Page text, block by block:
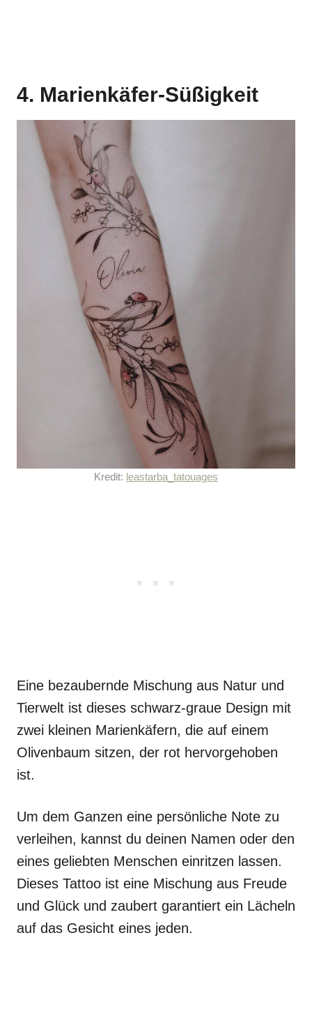
4. Marienkäfer-Süßigkeit
Kredit: leastarba_tatouages
Eine bezaubernde Mischung aus Natur und
Tierwelt ist dieses schwarz-graue Design mit
zwei kleinen Marienkäfern, die auf einem
Olivenbaum sitzen, der rot hervorgehoben
ist.
Um dem Ganzen eine persönliche Note zu
verleihen, kannst du deinen Namen oder den
eines geliebten Menschen einritzen lassen.
Dieses Tattoo ist eine Mischung aus Freude
und Glück und zaubert garantiert ein Lächeln
auf das Gesicht eines jeden.